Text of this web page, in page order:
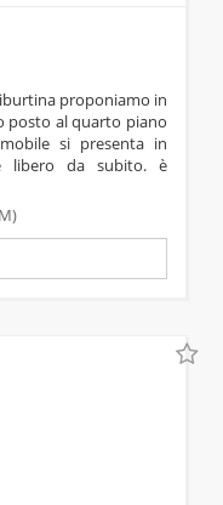
posto al quarto piano
si presenta in
libero da subito. è